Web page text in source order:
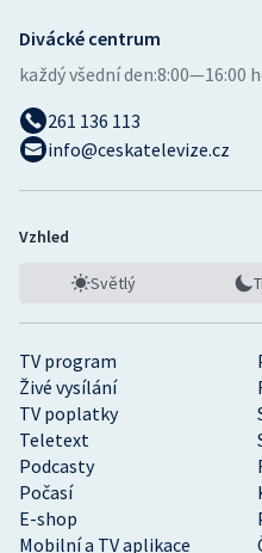
TV program
Živé vysílání
TV poplatky
Teletext
Podcasty
Počasí
E-shop
Mobilní a TV aplikace
Divácké centrum
každý všední den:8:00—16:00
261 136 113
info@ceskatelevize.cz
Vzhled
Světlý